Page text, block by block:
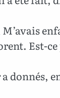
Est-ce
donnés,